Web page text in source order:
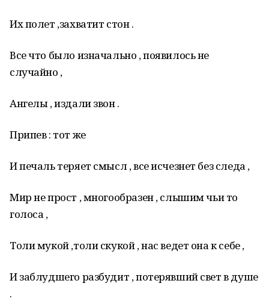
Их полет ,захватит стон .
Все что было изначально , появилось не
случайно ,
Ангелы , издали звон .
Припев : тот же
И печаль теряет смысл , все исчезнет без следа ,
Мир не прост , многообразен , слышим чьи то
голоса ,
Толи мукой ,толи скукой , нас ведет она к себе ,
И заблудшего разбудит , потерявший свет в душе
.